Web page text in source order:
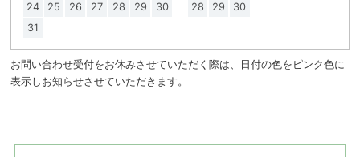
24
25 26 27 28 29
30
31
28
29 30
お問い合わせ受付をお休みさせていただく際は、日付の色をピンク色に
表示しお知らせさせていただきます。